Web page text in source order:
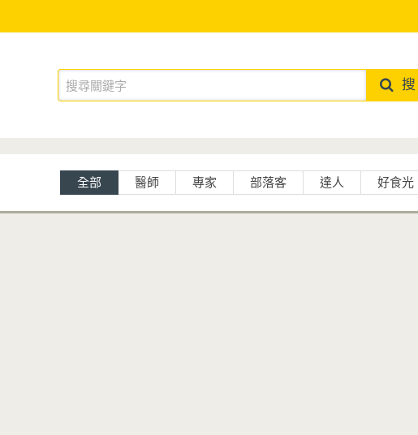
全部 醫師 專家 部落客 達人 好食光